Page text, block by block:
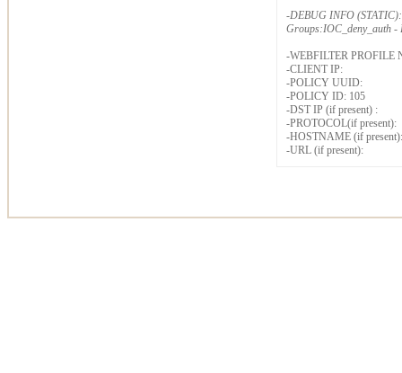
-DEBUG INFO (STATIC):
Groups:IOC_deny_auth -
-WEBFILTER PROFILE
-CLIENT IP:
-POLICY UUID:
-POLICY ID: 105
-DST IP (if present) :
-PROTOCOL(if present):
-HOSTNAME (if present):
-URL (if present):